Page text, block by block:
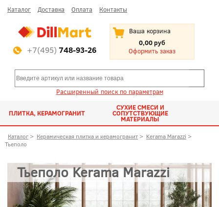
Каталог Доставка Оплата Контакты
+7(495) 748-93-26
Ваша корзина
0,00 руб
Оформить заказ
Расширенный поиск по параметрам
ПЛИТКА, КЕРАМОГРАНИТ
СУХИЕ СМЕСИ И
СОПУТСТВУЮЩИЕ
МАТЕРИАЛЫ
Каталог > Керамическая плитка и керамогранит > Kerama Marazzi >
Тьеполо
Тьеполо Kerama Marazzi